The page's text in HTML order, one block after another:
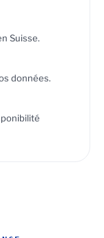
Suisse.
données.